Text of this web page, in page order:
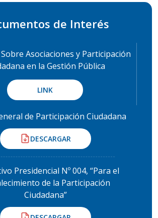
de Interés
Sobre Asociaciones y Participación
en la Gestión Pública
LINK
de Participación Ciudadana
DESCARGAR
Presidencial Nº 004, “Para el
de la Participación
Ciudadana”